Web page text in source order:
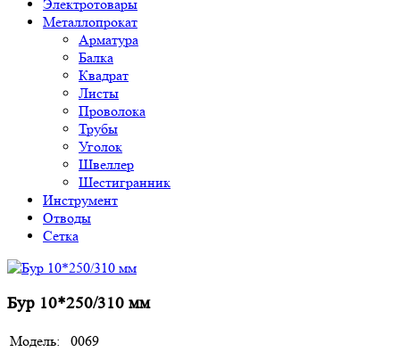
Электротовары
Металлопрокат
Арматура
Балка
Квадрат
Листы
Проволока
Трубы
Уголок
Швеллер
Шестигранник
Инструмент
Отводы
Сетка
Бур 10*250/310 мм
Модель:
0069